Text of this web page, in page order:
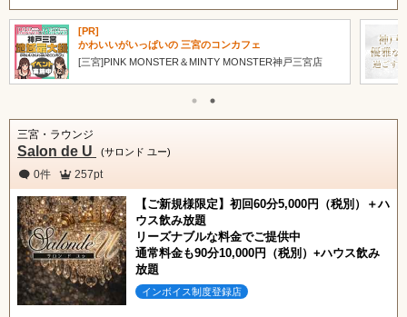
[PR]
神戸トップクラスの 圧倒的な美女在籍率！
[三宮]AJ
三宮・ラウンジ
Salon de U (サロンド ユー)
0件 257pt
【ご新規様限定】初回60分5,000円（税別）＋ハ
ウス飲み放題
リーズナブルな料金でご提供中
通常料金も90分10,000円（税別）+ハウス飲み
放題
インボイス制度登録店